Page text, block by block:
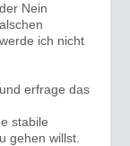
Nein
ich nicht
erfrage das
stabile
gehen willst.